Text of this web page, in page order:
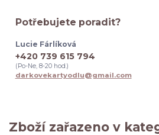
Zboží zařazeno v
Potřebujete poradit?
Lucie Fárlíková
+420 739 615 794
(Po-Ne, 8-20 hod.)
darkovekartyodlu@gmail.com